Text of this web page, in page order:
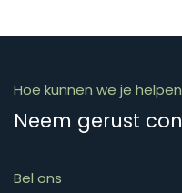
Hoe kunnen we je
Neem gerust
Bel ons